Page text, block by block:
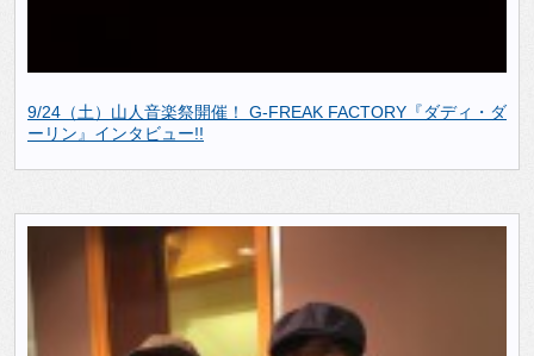
9/24（土）山人音楽祭開催！ G-FREAK FACTORY『ダディ・ダ
ーリン』インタビュー!!